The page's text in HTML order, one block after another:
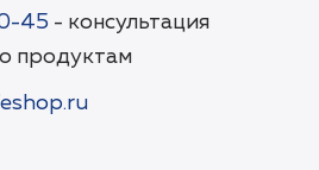
45 - консультация
продуктам